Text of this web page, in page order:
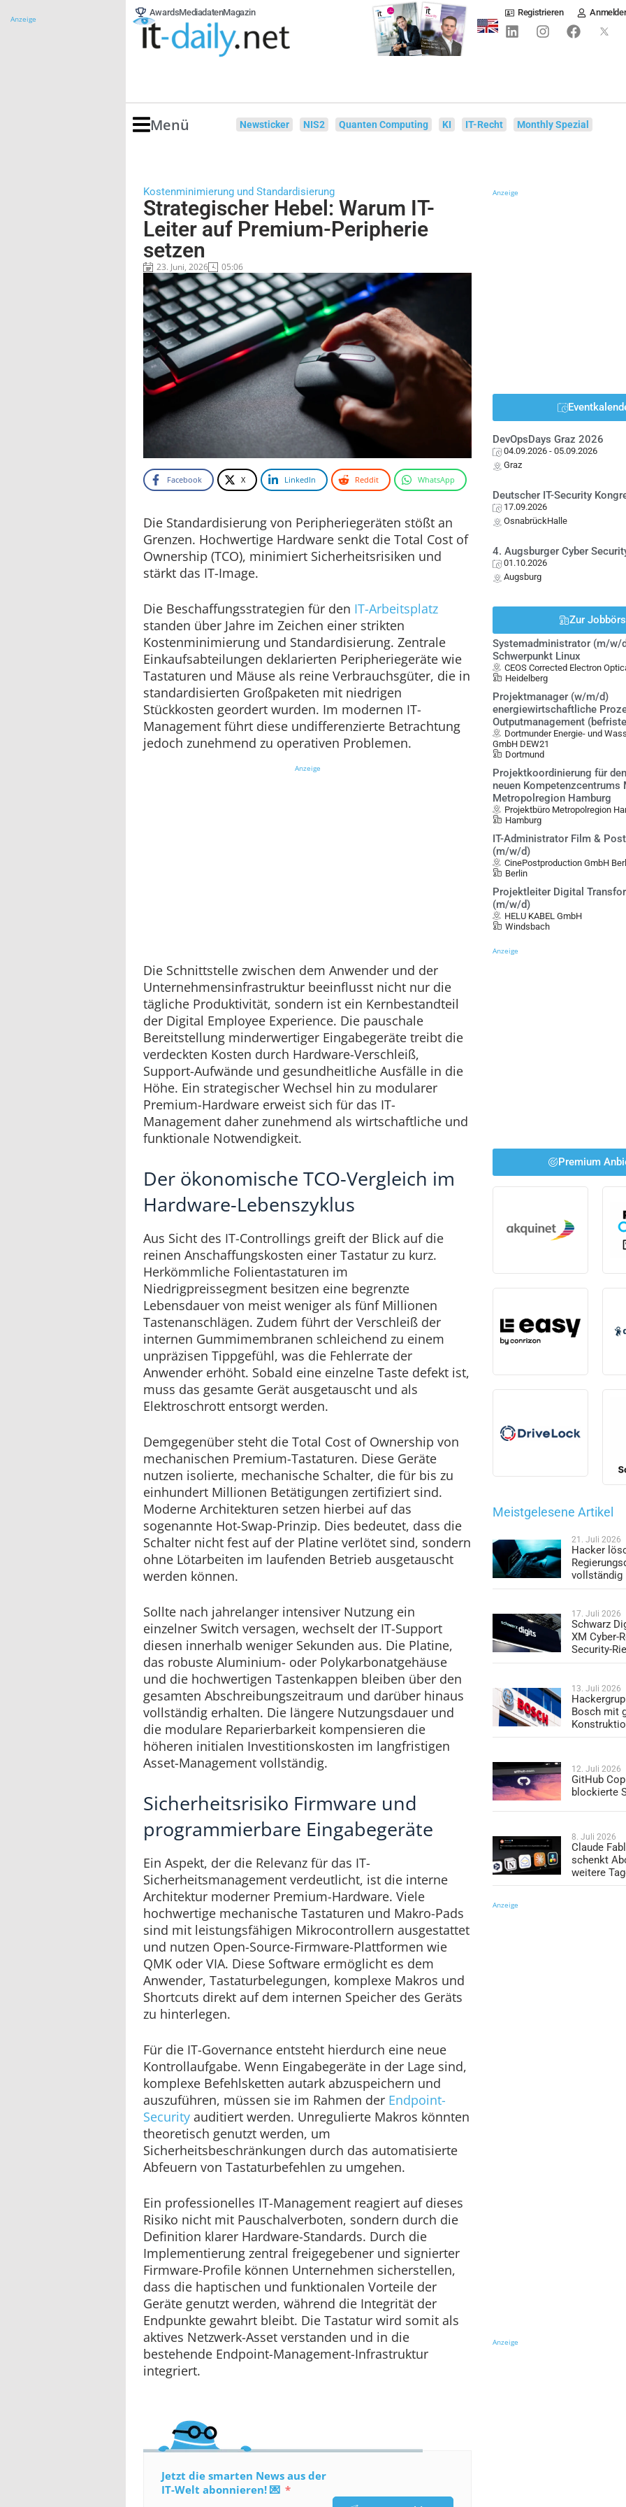
Anzeige
AwardsMediadatenMagazin Registrieren
Menü Newsticker NIS2 Quanten Computing KI IT-Recht Monthly Spezial
Kostenminimierung und Standardisierung
Strategischer Hebel: Warum IT-
Leiter auf Premium-Peripherie
setzen
23. Juni, 2026 05:06
Facebook X LinkedIn Reddit WhatsApp
Die Standardisierung von Peripheriegeräten stößt an
Grenzen. Hochwertige Hardware senkt die Total Cost of
Ownership (TCO), minimiert Sicherheitsrisiken und
stärkt das IT-Image.
Die Beschaffungsstrategien für den IT-Arbeitsplatz
standen über Jahre im Zeichen einer strikten
Kostenminimierung und Standardisierung. Zentrale
Einkaufsabteilungen deklarierten Peripheriegeräte wie
Tastaturen und Mäuse als reine Verbrauchsgüter, die in
standardisierten Großpaketen mit niedrigen
Stückkosten geordert wurden. Im modernen IT-
Management führt diese undifferenzierte Betrachtung
jedoch zunehmend zu operativen Problemen.
Anzeige
Die Schnittstelle zwischen dem Anwender und der
Unternehmensinfrastruktur beeinflusst nicht nur die
tägliche Produktivität, sondern ist ein Kernbestandteil
der Digital Employee Experience. Die pauschale
Bereitstellung minderwertiger Eingabegeräte treibt die
verdeckten Kosten durch Hardware-Verschleiß,
Support-Aufwände und gesundheitliche Ausfälle in die
Höhe. Ein strategischer Wechsel hin zu modularer
Premium-Hardware erweist sich für das IT-
Management daher zunehmend als wirtschaftliche und
funktionale Notwendigkeit.
Der ökonomische TCO-Vergleich im
Hardware-Lebenszyklus
Aus Sicht des IT-Controllings greift der Blick auf die
reinen Anschaffungskosten einer Tastatur zu kurz.
Herkömmliche Folientastaturen im
Niedrigpreissegment besitzen eine begrenzte
Lebensdauer von meist weniger als fünf Millionen
Tastenanschlägen. Zudem führt der Verschleiß der
internen Gummimembranen schleichend zu einem
unpräzisen Tippgefühl, was die Fehlerrate der
Anwender erhöht. Sobald eine einzelne Taste defekt ist,
muss das gesamte Gerät ausgetauscht und als
Elektroschrott entsorgt werden.
Demgegenüber steht die Total Cost of Ownership von
mechanischen Premium-Tastaturen. Diese Geräte
nutzen isolierte, mechanische Schalter, die für bis zu
einhundert Millionen Betätigungen zertifiziert sind.
Moderne Architekturen setzen hierbei auf das
sogenannte Hot-Swap-Prinzip. Dies bedeutet, dass die
Schalter nicht fest auf der Platine verlötet sind, sondern
ohne Lötarbeiten im laufenden Betrieb ausgetauscht
werden können.
Sollte nach jahrelanger intensiver Nutzung ein
einzelner Switch versagen, wechselt der IT-Support
diesen innerhalb weniger Sekunden aus. Die Platine,
das robuste Aluminium- oder Polykarbonatgehäuse
und die hochwertigen Tastenkappen bleiben über den
gesamten Abschreibungszeitraum und darüber hinaus
vollständig erhalten. Die längere Nutzungsdauer und
die modulare Reparierbarkeit kompensieren die
höheren initialen Investitionskosten im langfristigen
Asset-Management vollständig.
Sicherheitsrisiko Firmware und
programmierbare Eingabegeräte
Ein Aspekt, der die Relevanz für das IT-
Sicherheitsmanagement verdeutlicht, ist die interne
Architektur moderner Premium-Hardware. Viele
hochwertige mechanische Tastaturen und Makro-Pads
sind mit leistungsfähigen Mikrocontrollern ausgestattet
und nutzen Open-Source-Firmware-Plattformen wie
QMK oder VIA. Diese Software ermöglicht es dem
Anwender, Tastaturbelegungen, komplexe Makros und
Shortcuts direkt auf dem internen Speicher des Geräts
zu hinterlegen.
Für die IT-Governance entsteht hierdurch eine neue
Kontrollaufgabe. Wenn Eingabegeräte in der Lage sind,
komplexe Befehlsketten autark abzuspeichern und
auszuführen, müssen sie im Rahmen der Endpoint-
Security auditiert werden. Unregulierte Makros könnten
theoretisch genutzt werden, um
Sicherheitsbeschränkungen durch das automatisierte
Abfeuern von Tastaturbefehlen zu umgehen.
Ein professionelles IT-Management reagiert auf dieses
Risiko nicht mit Pauschalverboten, sondern durch die
Definition klarer Hardware-Standards. Durch die
Implementierung zentral freigegebener und signierter
Firmware-Profile können Unternehmen sicherstellen,
dass die haptischen und funktionalen Vorteile der
Geräte genutzt werden, während die Integrität der
Endpunkte gewahrt bleibt. Die Tastatur wird somit als
aktives Netzwerk-Asset verstanden und in die
bestehende Endpoint-Management-Infrastruktur
integriert.
Jetzt die smarten News aus der
IT-Welt abonnieren! 💌
Anzeige
DevOpsDays Graz 2026
04.09.2026 - 05.09.2026
Graz
Deutscher IT-Security
17.09.2026
OsnabrückHalle
4. Augsburger Cyber
01.10.2026
Augsburg
Zur
Systemadministrator (m/w/
Schwerpunkt Linux
CEOS Corrected Electron
Heidelberg
Projektmanager (w/m/d)
energiewirtschaftliche
Outputmanagement
Dortmunder Energie- und
GmbH DEW21
Dortmund
Projektkoordinierung für
neuen
Metropolregion Hamburg
Projektbüro Metropolregion
Hamburg
IT-Administrator Film &
(m/w/d)
CinePostproduction GmbH
Berlin
Projektleiter Digital
(m/w/d)
HELU KABEL GmbH
Windsbach
Anzeige
Premium
Meistgelesene Artikel
21. Juli 2026
Hacker
vollständig
17. Juli 2026
Schwarz
XM Cyber-
Security-
13. Juli 2026
Bosch mit
12. Juli 2026
GitHub
blockierte
8. Juli 2026
Claude
schenkt
weitere
Anzeige
Anzeige